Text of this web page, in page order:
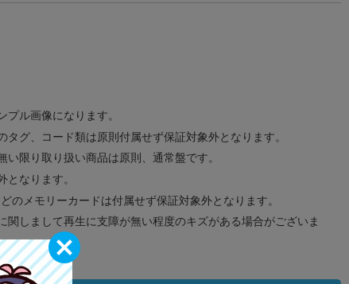
ル画像になります。
グ、コード類は原則付属せず保証対象外となります。
限り取り扱い商品は原則、通常盤です。
となります。
のメモリーカードは付属せず保証対象外となります。
関しまして再生に支障が無い程度のキズがある場合がございま